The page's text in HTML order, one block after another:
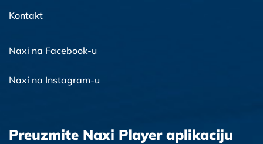
Kontakt
Naxi na Facebook-u
Naxi na Instagram-u
Preuzmite Naxi Player aplikaciju